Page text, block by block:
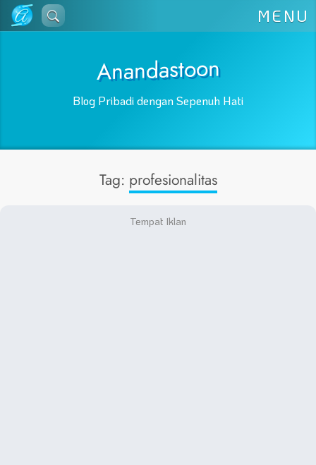
MENU
Lewati
Anandastoon
Blog Pribadi dengan Sepenuh Hati
Tag: profesionalitas